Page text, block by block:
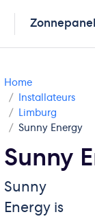
Home
Installateurs
Limburg
Sunny Energy
Sunny
Sunny
Energy is